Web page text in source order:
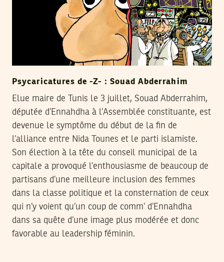
Psycaricatures de -Z- : Souad Abderrahim
Elue maire de Tunis le 3 juillet, Souad Abderrahim,
députée d’Ennahdha à l’Assemblée constituante, est
devenue le symptôme du début de la fin de
l’alliance entre Nida Tounes et le parti islamiste.
Son élection à la tête du conseil municipal de la
capitale a provoqué l’enthousiasme de beaucoup de
partisans d’une meilleure inclusion des femmes
dans la classe politique et la consternation de ceux
qui n’y voient qu’un coup de comm’ d’Ennahdha
dans sa quête d’une image plus modérée et donc
favorable au leadership féminin.